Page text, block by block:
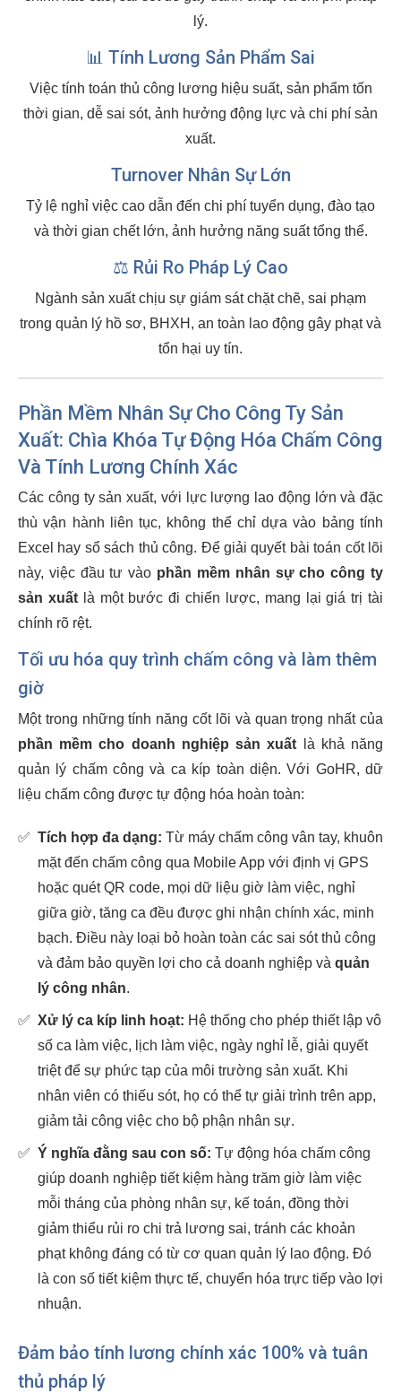
lý.
📊 Tính Lương Sản Phẩm Sai
Việc tính toán thủ công lương hiệu suất, sản phẩm tốn
thời gian, dễ sai sót, ảnh hưởng động lực và chi phí sản
xuất.
Turnover Nhân Sự Lớn
Tỷ lệ nghỉ việc cao dẫn đến chi phí tuyển dụng, đào tạo
và thời gian chết lớn, ảnh hưởng năng suất tổng thể.
⚖️ Rủi Ro Pháp Lý Cao
Ngành sản xuất chịu sự giám sát chặt chẽ, sai phạm
trong quản lý hồ sơ, BHXH, an toàn lao động gây phạt và
tổn hại uy tín.
Phần Mềm Nhân Sự Cho Công Ty Sản
Xuất: Chìa Khóa Tự Động Hóa Chấm Công
Và Tính Lương Chính Xác
Các công ty sản xuất, với lực lượng lao động lớn và đặc
thù vận hành liên tục, không thể chỉ dựa vào bảng tính
Excel hay sổ sách thủ công. Để giải quyết bài toán cốt lõi
này, việc đầu tư vào phần mềm nhân sự cho công ty
sản xuấtlà một bước đi chiến lược, mang lại giá trị tài
chính rõ rệt.
Tối ưu hóa quy trình chấm công và làm thêm
giờ
Một trong những tính năng cốt lõi và quan trọng nhất của
phần mềm cho doanh nghiệp sản xuất là khả năng
quản lý chấm công và ca kíp toàn diện. Với GoHR, dữ
liệu chấm công được tự động hóa hoàn toàn:
✅ Tích hợp đa dạng: Từ máy chấm công vân tay, khuôn
mặt đến chấm công qua Mobile App với định vị GPS
hoặc quét QR code, mọi dữ liệu giờ làm việc, nghỉ
giữa giờ, tăng ca đều được ghi nhận chính xác, minh
bạch. Điều này loại bỏ hoàn toàn các sai sót thủ công
và đảm bảo quyền lợi cho cả doanh nghiệp và quản
lý công nhân.
✅ Xử lý ca kíp linh hoạt: Hệ thống cho phép thiết lập vô
số ca làm việc, lịch làm việc, ngày nghỉ lễ, giải quyết
triệt để sự phức tạp của môi trường sản xuất. Khi
nhân viên có thiếu sót, họ có thể tự giải trình trên app,
giảm tải công việc cho bộ phận nhân sự.
✅ Ý nghĩa đằng sau con số: Tự động hóa chấm công
giúp doanh nghiệp tiết kiệm hàng trăm giờ làm việc
mỗi tháng của phòng nhân sự, kế toán, đồng thời
giảm thiểu rủi ro chi trả lương sai, tránh các khoản
phạt không đáng có từ cơ quan quản lý lao động. Đó
là con số tiết kiệm thực tế, chuyển hóa trực tiếp vào lợi
nhuận.
Đảm bảo tính lương chính xác 100% và tuân
thủ pháp lý